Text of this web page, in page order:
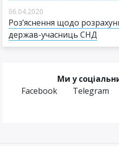
06.04.2020
Роз’яснення щодо
держав-учасниць СНД
Ми у
Facebook
Telegram